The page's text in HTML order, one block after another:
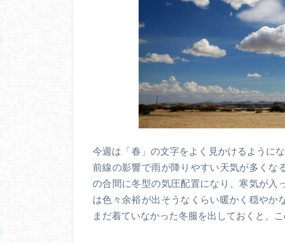
今週は「春」の文字をよく見かけるように
前線の影響で雨が降りやすい天気が多くな
の合間に冬型の気圧配置になり、寒気が入
は色々余裕が出そうなくらい暖かく穏やか
まだ着ていなかった冬服を出しておくと、